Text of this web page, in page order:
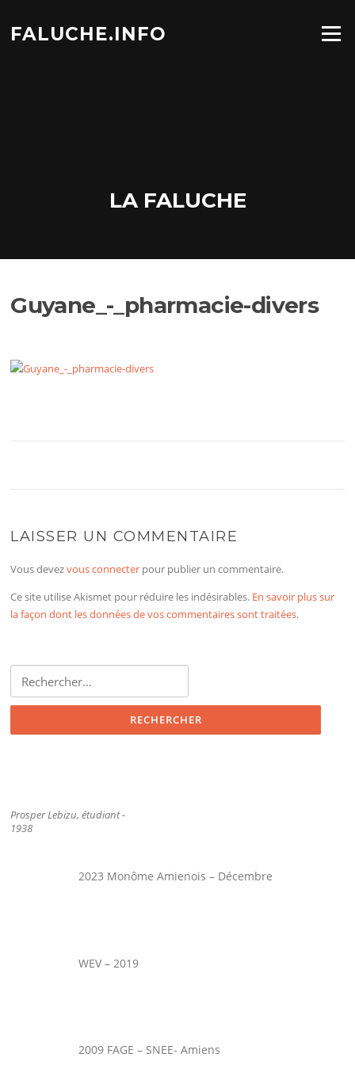
contenu
FALUCHE.INFO Menu
LA FALUCHE
Guyane_-_pharmacie-divers
LAISSER UN COMMENTAIRE
Vous devezvous connecter pour publier un commentaire.
Ce site utilise Akismet pour réduire les indésirables. En savoir plus sur
la façon dont les données de vos commentaires sont traitées.
Prosper Lebizu, étudiant -
1938
2023 Monôme Amienois – Décembre
WEV – 2019
2009 FAGE – SNEE- Amiens